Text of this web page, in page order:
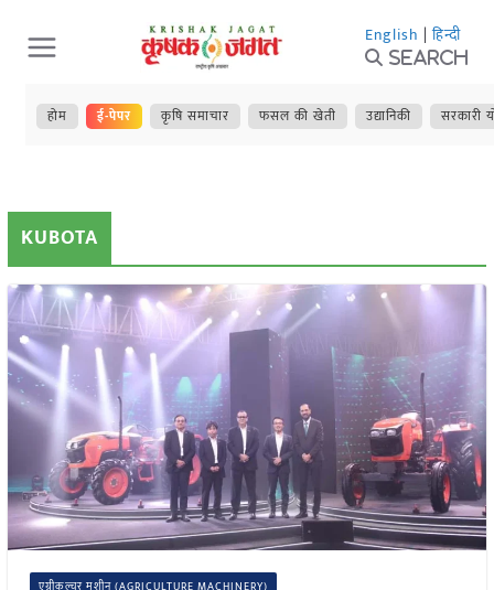
Skip
to
content
English | हिन्दी
Search
होम ई-पेपर कृषि समाचार फसल की खेती उद्यानिकी सरकारी
KUBOTA